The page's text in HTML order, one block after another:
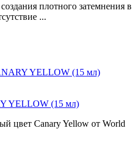
плотного затемнения в
...
YELLOW (15 мл)
цвет Canary Yellow от World